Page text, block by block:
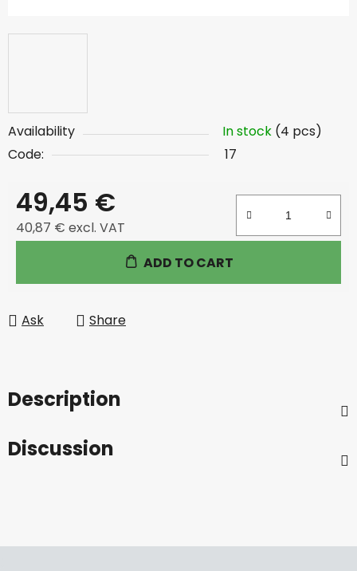
Availability In stock (4 pcs)
Code:
17
49,45 €
40,87 € excl. VAT
ADD TO CART
Ask Share
Description
Discussion